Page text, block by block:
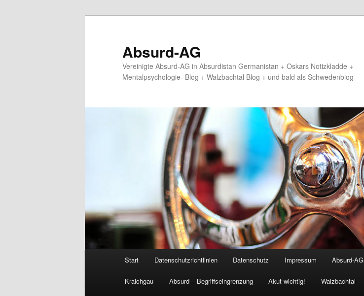
Absurd-AG
Vereinigte Absurd-AG in Absurdistan Germanistan + Oskars Notizkladde +
Mentalpsychologie- Blog + Walzbachtal Blog + und bald als Schwedenblog
Start Datenschutzrichtlinien Datenschutz Impressum Absurd-AG
Kraichgau Absurd – Begriffseingrenzung Akut-wichtig! Walzbachtal